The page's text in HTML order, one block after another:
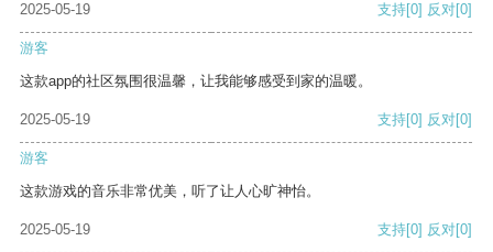
2025-05-19 支持[0] 反对[0]
游客
这款app的社区氛围很温馨，让我能够感受到家的温暖。
2025-05-19 支持[0] 反对[0]
游客
这款游戏的音乐非常优美，听了让人心旷神怡。
2025-05-19 支持[0] 反对[0]